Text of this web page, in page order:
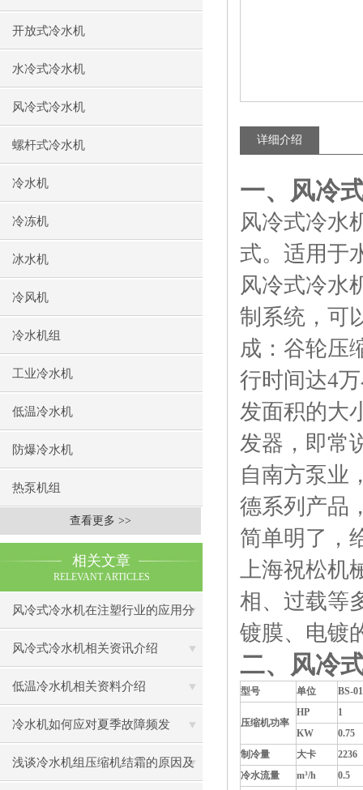
开放式冷水机
水冷式冷水机
风冷式冷水机
螺杆式冷水机
冷水机
冷冻机
冰水机
冷风机
冷水机组
工业冷水机
低温冷水机
防爆冷水机
热泵机组
查看更多 >>
相关文章
RELEVANT ARTICLES
风冷式冷水机在注塑行业的应用分
析
风冷式冷水机相关资讯介绍
低温冷水机相关资料介绍
冷水机如何应对夏季故障频发
浅谈冷水机组压缩机结霜的原因及
详细介绍
一、风冷
风冷式冷水
式。适用于
风冷式冷水
制系统，可
成：谷轮压
行时间达4
发面积的大
发器，即常
自南方泵业
德系列产品
简单明了，
上海祝松机
相、过载等
镀膜、电镀
二、风冷
型号 单位 BS-01
压缩机功率
HP
1
KW
0.75
制冷量
大卡
2236
冷水流量
m³/h
0.5